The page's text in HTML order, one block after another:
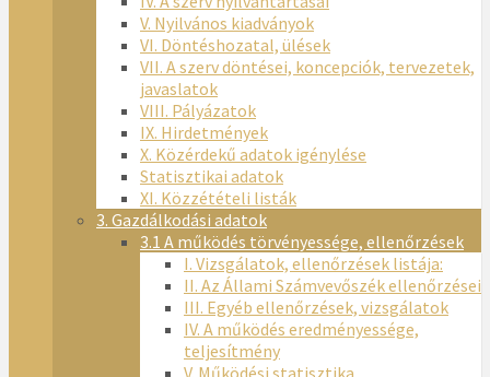
V. Nyilvános kiadványok
VI. Döntéshozatal, ülések
VII. A szerv döntései, koncepciók, tervezetek,
javaslatok
VIII. Pályázatok
IX. Hirdetmények
X. Közérdekű adatok igénylése
Statisztikai adatok
XI. Közzétételi listák
3. Gazdálkodási adatok
3.1 A működés törvényessége, ellenőrzések
I. Vizsgálatok, ellenőrzések listája:
II. Az Állami Számvevőszék ellenőrzései
III. Egyéb ellenőrzések, vizsgálatok
IV. A működés eredményessége,
teljesítmény
V. Működési statisztika